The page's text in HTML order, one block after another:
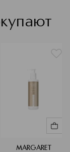
MARGARET